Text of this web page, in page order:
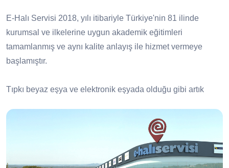
E-Halı Servisi 2018, yılı itibariyle Türkiye'nin 81 ilinde
kurumsal ve ilkelerine uygun akademik eğitimleri
tamamlanmış ve aynı kalite anlayış ile hizmet vermeye
başlamıştır.
Tıpkı beyaz eşya ve elektronik eşyada olduğu gibi artık
olduğumuz tüm markaların yıkama, bakım, onarım ve saçak
tamir işlemlerini, usta eller ve modern tesislerde titizlikle